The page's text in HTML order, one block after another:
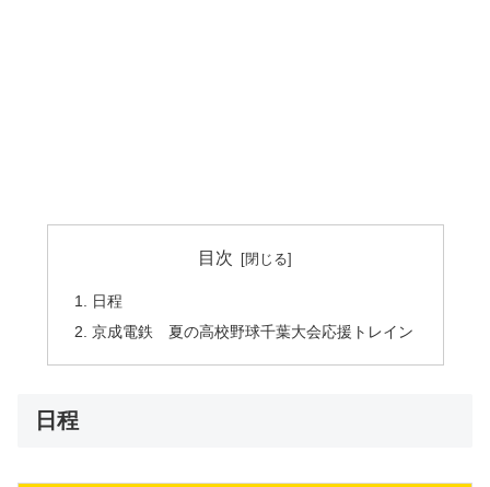
目次
日程
京成電鉄 夏の高校野球千葉大会応援トレイン
日程